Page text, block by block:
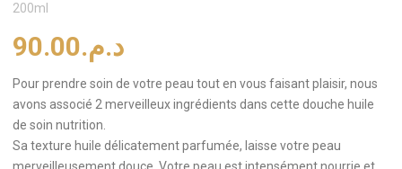
200ml
د.م.90.00
Pour prendre soin de votre peau tout en vous faisant plaisir, nous
avons associé 2 merveilleux ingrédients dans cette douche huile
de soin nutrition.
Sa texture huile délicatement parfumée, laisse votre peau